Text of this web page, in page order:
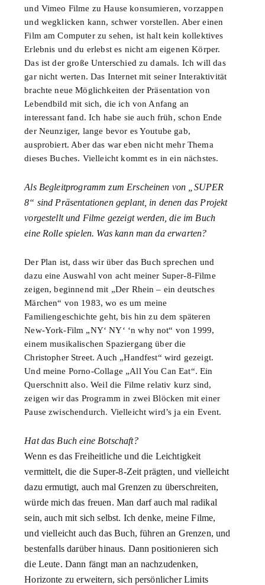
und Vimeo Filme zu Hause konsumieren, vorzappen
und wegklicken kann, schwer vorstellen. Aber einen
Film am Computer zu sehen, ist halt kein kollektives
Erlebnis und du erlebst es nicht am eigenen Körper.
Das ist der große Unterschied zu damals. Ich will das
gar nicht werten. Das Internet mit seiner Interaktivität
brachte neue Möglichkeiten der Präsentation von
Lebendbild mit sich, die ich von Anfang an
interessant fand. Ich habe sie auch früh, schon Ende
der Neunziger, lange bevor es Youtube gab,
ausprobiert. Aber das war eben nicht mehr Thema
dieses Buches. Vielleicht kommt es in ein nächstes.
Als Begleitprogramm zum Erscheinen von „SUPER
8“ sind Präsentationen geplant, in denen das Projekt
vorgestellt und Filme gezeigt werden, die im Buch
eine Rolle spielen. Was kann man da erwarten?
Der Plan ist, dass wir über das Buch sprechen und
dazu eine Auswahl von acht meiner Super-8-Filme
zeigen, beginnend mit „Der Rhein – ein deutsches
Märchen“ von 1983, wo es um meine
Familiengeschichte geht, bis hin zu dem späteren
New-York-Film „NY‘ NY‘ ‘n why not“ von 1999,
einem musikalischen Spaziergang über die
Christopher Street. Auch „Handfest“ wird gezeigt.
Und meine Porno-Collage „All You Can Eat“. Ein
Querschnitt also. Weil die Filme relativ kurz sind,
zeigen wir das Programm in zwei Blöcken mit einer
Pause zwischendurch. Vielleicht wird’s ja ein Event.
Hat das Buch eine Botschaft?
Wenn es das Freiheitliche und die Leichtigkeit
vermittelt, die die Super-8-Zeit prägten, und vielleicht
dazu ermutigt, auch mal Grenzen zu überschreiten,
würde mich das freuen. Man darf auch mal radikal
sein, auch mit sich selbst. Ich denke, meine Filme,
und vielleicht auch das Buch, führen an Grenzen, und
bestenfalls darüber hinaus. Dann positionieren sich
die Leute. Dann fängt man an nachzudenken,
Horizonte zu erweitern, sich persönlicher Limits